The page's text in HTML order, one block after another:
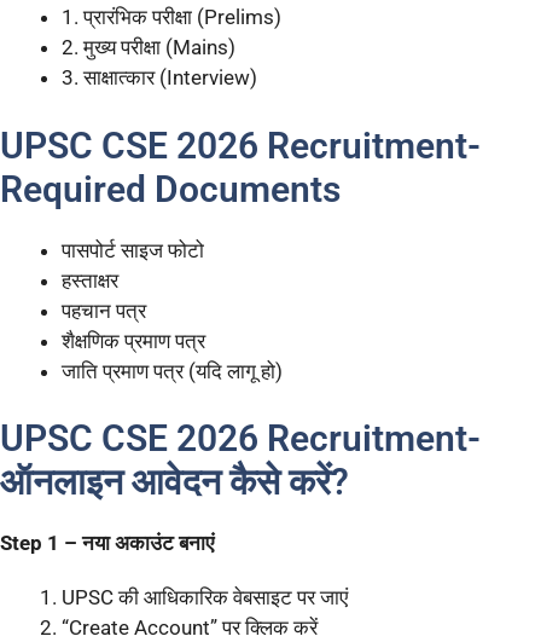
1. प्रारंभिक परीक्षा (Prelims)
2. मुख्य परीक्षा (Mains)
3. साक्षात्कार (Interview)
UPSC CSE 2026 Recruitment-
Required Documents
पासपोर्ट साइज फोटो
हस्ताक्षर
पहचान पत्र
शैक्षणिक प्रमाण पत्र
जाति प्रमाण पत्र (यदि लागू हो)
UPSC CSE 2026 Recruitment-
ऑनलाइन आवेदन कैसे करें?
Step 1 – नया अकाउंट बनाएं
UPSC की आधिकारिक वेबसाइट पर जाएं
“Create Account” पर क्लिक करें